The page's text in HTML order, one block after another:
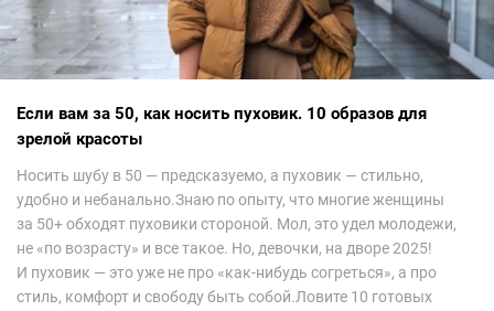
Если вам за 50, как носить пуховик. 10 образов для
зрелой красоты
Носить шубу в 50 — предсказуемо, а пуховик — стильно,
удобно и небанально.Знаю по опыту, что многие женщины
за 50+ обходят пуховики стороной. Мол, это удел молодежи,
не «по возрасту» и все такое. Но, девочки, на дворе 2025!
И пуховик — это уже не про «как-нибудь согреться», а про
стиль, комфорт и свободу быть собой.Ловите 10 готовых